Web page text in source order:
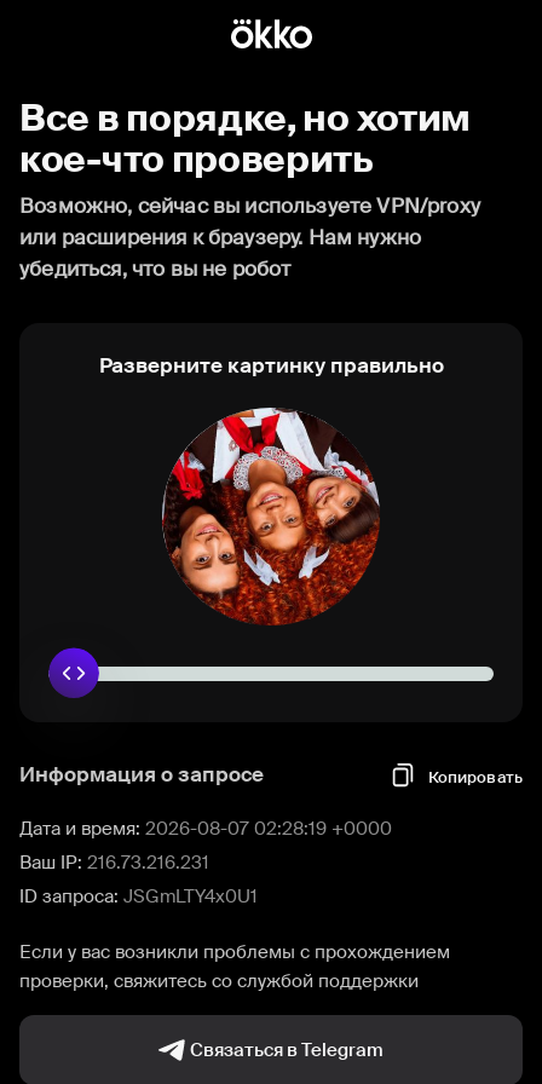
Все в порядке, но хотим
кое-что проверить
Возможно, сейчас вы используете VPN/proxy
или расширения к браузеру. Нам нужно
убедиться, что вы не робот
Разверните картинку правильно
Информация о запросе Копировать
Дата и время: 2026-08-07 02:28:19 +0000
Ваш IP: 216.73.216.231
ID запроса: JSGmLTY4x0U1
Если у вас возникли проблемы с прохождением
проверки, свяжитесь со службой поддержки
Связаться в Telegram